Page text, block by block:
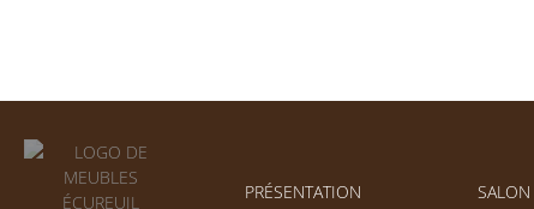
PRÉSENTATION SALON